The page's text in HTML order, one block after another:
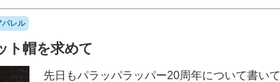
パレル
ト帽を求めて
先日もパラッパラッパー20周年について書いて